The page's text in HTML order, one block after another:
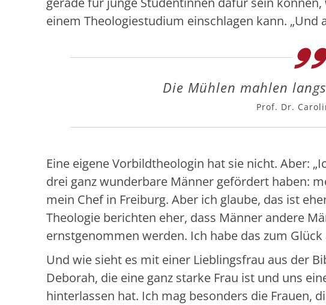
einem Theologiestudium einschlagen kann.
Die Mühlen mahlen
Prof. Dr.
Eine eigene Vorbildtheologin hat sie nicht. Aber:
drei ganz wunderbare Männer gefördert haben:
mein Chef in Freiburg. Aber ich glaube, das ist
Theologie berichten eher, dass Männer andere
ernstgenommen werden. Ich habe das zum Glück
Und wie sieht es mit einer Lieblingsfrau aus der
Deborah, die eine ganz starke Frau ist und uns
hinterlassen hat. Ich mag besonders die Frauen,